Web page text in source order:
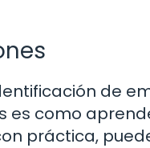
de
como
práctica,